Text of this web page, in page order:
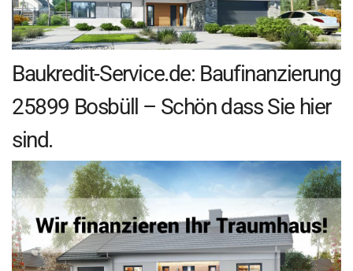
Baukredit-Service.de: Baufinanzierung
25899 Bosbüll – Schön dass Sie hier
sind.